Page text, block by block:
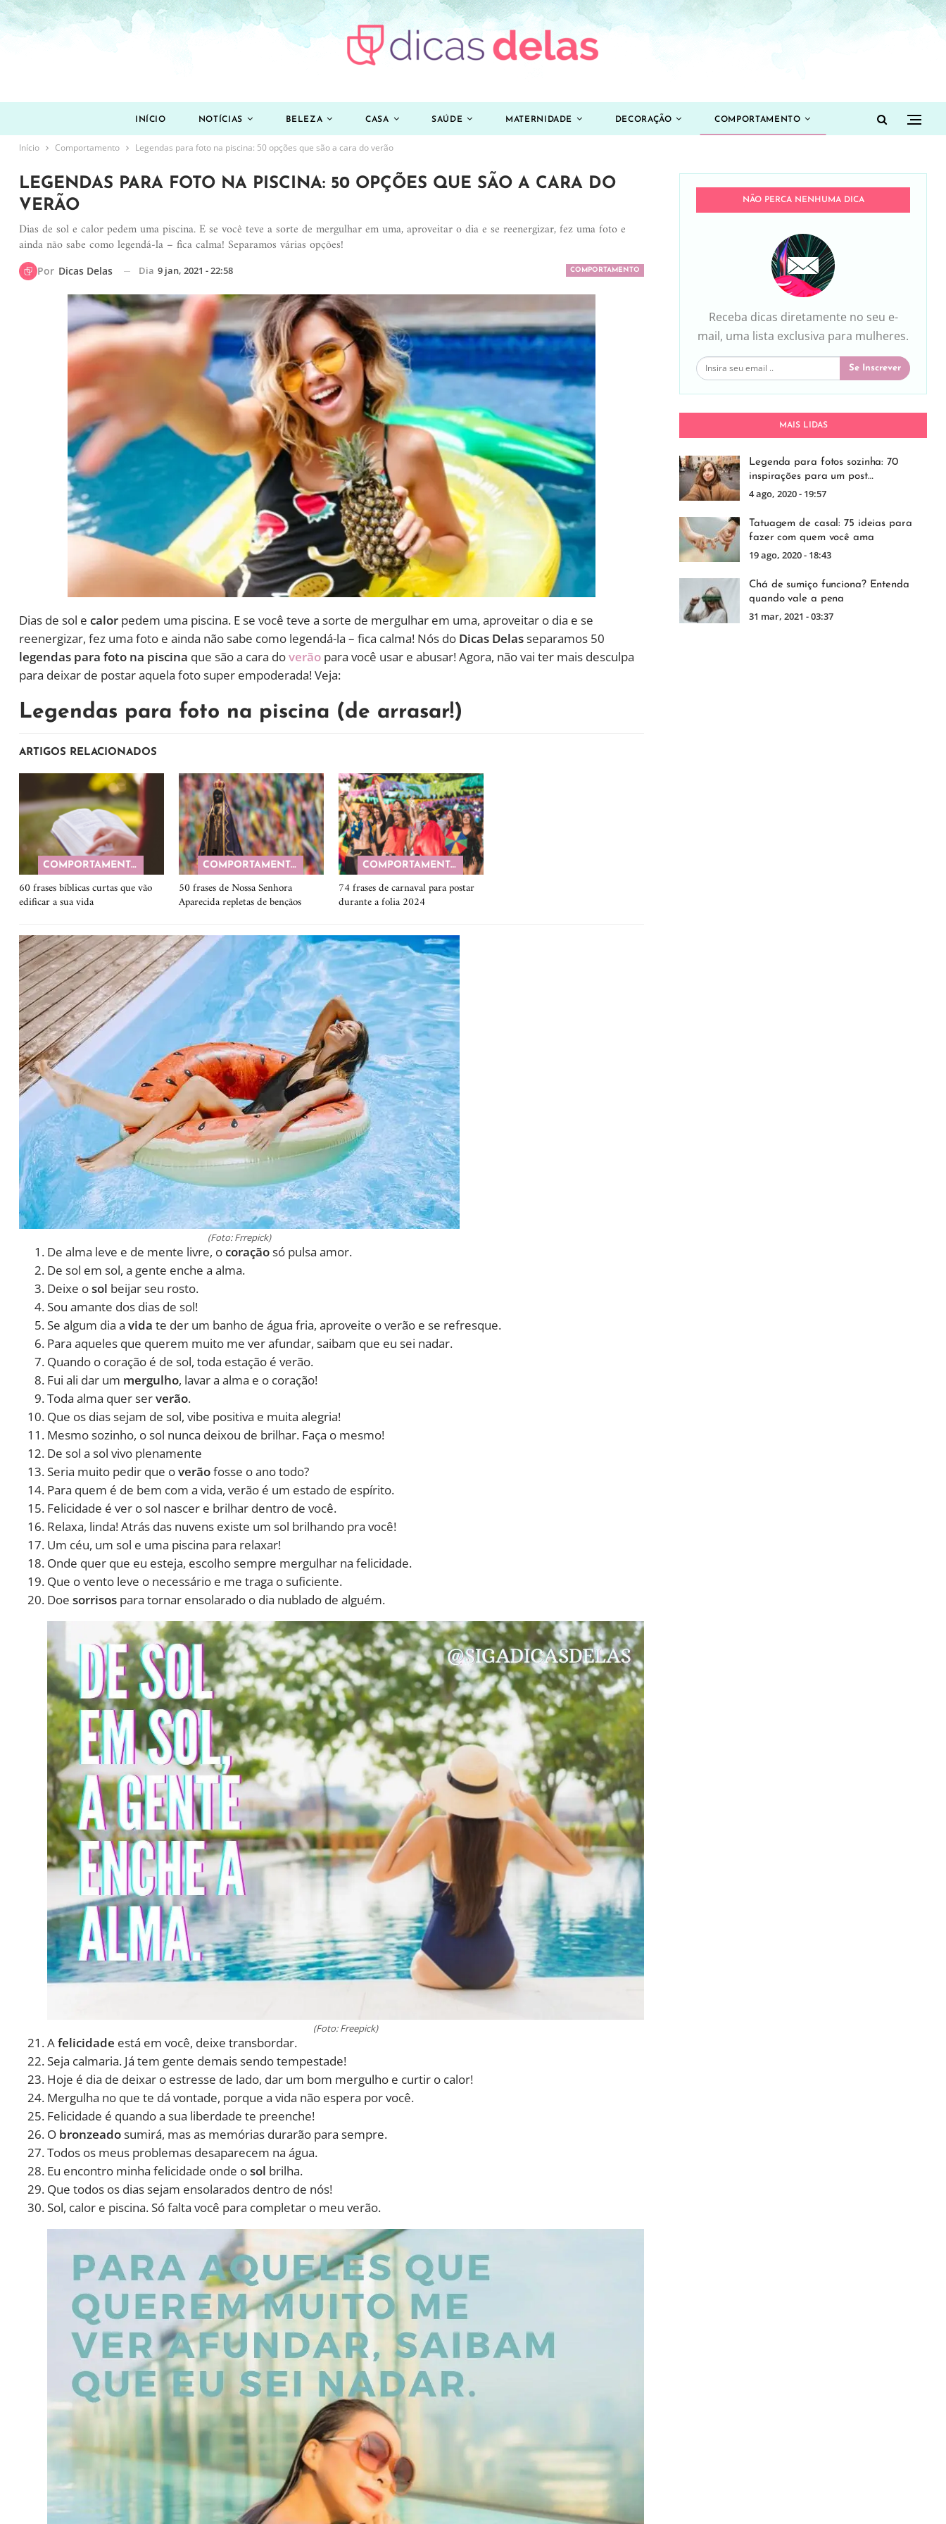
INÍCIO NOTÍCIAS BELEZA CASA SAÚDE MATERNIDADE DECORAÇÃO COMPORTAMENTO
Início Comportamento Legendas para foto na piscina: 50 opções que são a cara do verão
LEGENDAS PARA FOTO NA PISCINA: 50 OPÇÕES QUE SÃO A CARA DO
VERÃO
Dias de sol e calor pedem uma piscina. E se você teve a sorte de mergulhar em uma, aproveitar o dia e se reenergizar, fez uma foto e
ainda não sabe como legendá-la – fica calma! Separamos várias opções!
COMPORTAMENTO
Por Dicas Delas Dia 9 jan, 2021 - 22:58
Dias de sol e calor pedem uma piscina. E se você teve a sorte de mergulhar em uma, aproveitar o dia e se
reenergizar, fez uma foto e ainda não sabe como legendá-la – fica calma! Nós do Dicas Delasseparamos 50
legendas para foto na piscina que são a cara doverão para você usar e abusar! Agora, não vai ter mais desculpa
para deixar de postar aquela foto super empoderada! Veja:
Legendas para foto na piscina (de arrasar!)
ARTIGOS RELACIONADOS
COMPORTAMENTO
60 frases bíblicas curtas que vão
edificar a sua vida
COMPORTAMENTO
50 frases de Nossa Senhora
Aparecida repletas de bençãos
COMPORTAMENTO
74 frases de carnaval para postar
durante a folia 2024
(Foto: Frrepick)
De alma leve e de mente livre, ocoraçãosó pulsa amor.
De sol em sol, a gente enche a alma.
Deixe osol beijar seu rosto.
Sou amante dos dias de sol!
Se algum dia a vida te der um banho de água fria, aproveite o verão e se refresque.
Para aqueles que querem muito me ver afundar, saibam que eu sei nadar.
Quando o coração é de sol, toda estação é verão.
Fui ali dar um mergulho, lavar a alma e o coração!
Toda alma quer serverão.
Que os dias sejam de sol, vibe positiva e muita alegria!
Mesmo sozinho, o sol nunca deixou de brilhar. Faça o mesmo!
De sol a sol vivo plenamente
Seria muito pedir que overãofosse o ano todo?
Para quem é de bem com a vida, verão é um estado de espírito.
Felicidade é ver o sol nascer e brilhar dentro de você.
Relaxa, linda! Atrás das nuvens existe um sol brilhando pra você!
Um céu, um sol e uma piscina para relaxar!
Onde quer que eu esteja, escolho sempre mergulhar na felicidade.
Que o vento leve o necessário e me traga o suficiente.
Doe sorrisos para tornar ensolarado o dia nublado de alguém.
(Foto: Freepick)
Afelicidade está em você, deixe transbordar.
Seja calmaria. Já tem gente demais sendo tempestade!
Hoje é dia de deixar o estresse de lado, dar um bom mergulho e curtir o calor!
Mergulha no que te dá vontade, porque a vida não espera por você.
Felicidade é quando a sua liberdade te preenche!
O bronzeadosumirá, mas as memórias durarão para sempre.
Todos os meus problemas desaparecem na água.
Eu encontro minha felicidade onde osol brilha.
Que todos os dias sejam ensolarados dentro de nós!
Sol, calor e piscina. Só falta você para completar o meu verão.
NÃO PERCA NENHUMA DICA
Receba dicas diretamente no seu e-
mail, uma lista exclusiva para mulheres.
Se Inscrever
MAIS LIDAS
Legenda para fotos sozinha: 70
inspirações para um post…
4 ago, 2020 - 19:57
Tatuagem de casal: 75 ideias para
fazer com quem você ama
19 ago, 2020 - 18:43
Chá de sumiço funciona? Entenda
quando vale a pena
31 mar, 2021 - 03:37